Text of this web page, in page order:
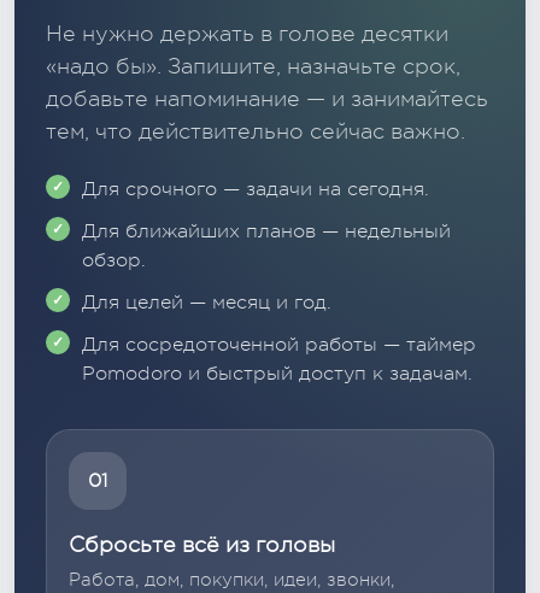
Не нужно держать в голове десятки
«надо бы». Запишите, назначьте срок,
добавьте напоминание — и занимайтесь
тем, что действительно сейчас важно.
Для срочного — задачи на сегодня.
Для ближайших планов — недельный
обзор.
Для целей — месяц и год.
Для сосредоточенной работы — таймер
Pomodoro и быстрый доступ к задачам.
01
Сбросьте всё из головы
Работа, дом, покупки, идеи, звонки,